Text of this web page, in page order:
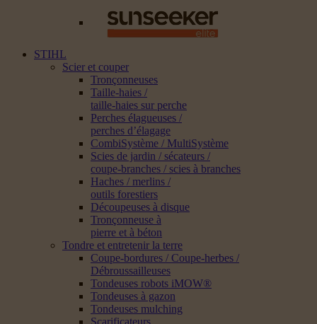
STIHL
Scier et couper
Tronçonneuses
Taille-haies /
taille-haies sur perche
Perches élagueuses /
perches d’élagage
CombiSystème / MultiSystème
Scies de jardin / sécateurs /
coupe-branches / scies à branches
Haches / merlins /
outils forestiers
Découpeuses à disque
Tronçonneuse à
pierre et à béton
Tondre et entretenir la terre
Coupe-bordures / Coupe-herbes /
Débroussailleuses
Tondeuses robots iMOW®
Tondeuses à gazon
Tondeuses mulching
Scarificateurs